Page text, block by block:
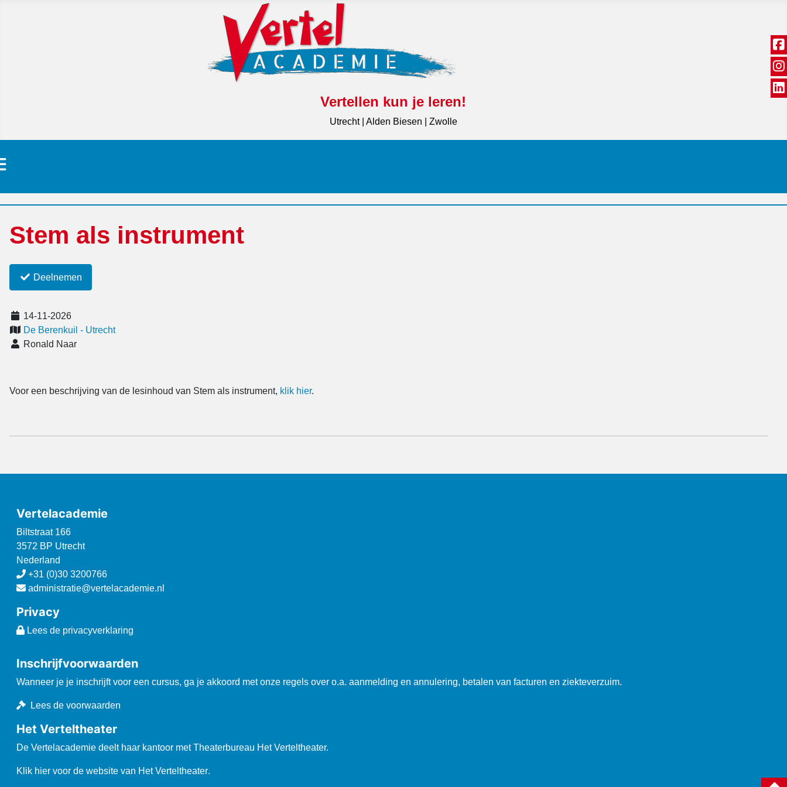
Vertellen kun je leren!
Utrecht | Alden Biesen | Zwolle
Stem als instrument
Deelnemen
14-11-2026
De Berenkuil - Utrecht
Ronald Naar
Voor een beschrijving van de lesinhoud van Stem als instrument, klik hier.
Vertelacademie
Biltstraat 166
3572 BP Utrecht
Nederland
+31 (0)30 3200766
administratie@vertelacademie.nl
Privacy
Lees de privacyverklaring
Inschrijfvoorwaarden
Wanneer je je inschrijft voor een cursus, ga je akkoord met onze regels over o.a. aanmelding en annulering, betalen van facturen en ziekteverzuim.
Lees de voorwaarden
Het Verteltheater
De Vertelacademie deelt haar kantoor met Theaterbureau Het Verteltheater.
Klik hier voor de website van Het Verteltheater.